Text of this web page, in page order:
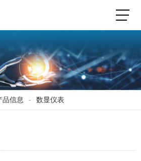
品信息 - 数显仪表